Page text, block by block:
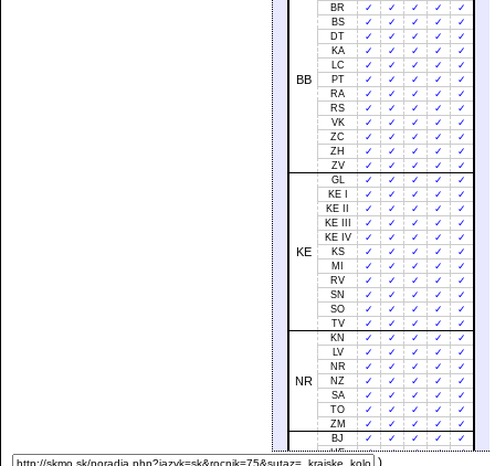
BB
BR
✓ ✓ ✓ ✓
✓
BS
✓ ✓ ✓ ✓
✓
DT
✓ ✓ ✓ ✓
✓
KA
✓ ✓ ✓ ✓
✓
LC
✓ ✓ ✓ ✓
✓
PT
✓ ✓ ✓ ✓
✓
RA
✓ ✓ ✓ ✓
✓
RS
✓ ✓ ✓ ✓
✓
VK
✓ ✓ ✓ ✓
✓
ZC
✓ ✓ ✓ ✓
✓
ZH
✓ ✓ ✓ ✓
✓
ZV
✓ ✓ ✓ ✓ ✓
KE
GL ✓ ✓ ✓ ✓
✓
KE I
✓ ✓ ✓ ✓
✓
KE II
✓ ✓ ✓ ✓
✓
KE III
✓ ✓ ✓ ✓
✓
KE IV
✓ ✓ ✓ ✓
✓
KS
✓ ✓ ✓ ✓
✓
MI
✓ ✓ ✓ ✓
✓
RV
✓ ✓ ✓ ✓
✓
SN
✓ ✓ ✓ ✓
✓
SO
✓ ✓ ✓ ✓
✓
TV
✓ ✓ ✓ ✓ ✓
NR
KN ✓ ✓ ✓ ✓
✓
LV
✓ ✓ ✓ ✓
✓
NR
✓ ✓ ✓ ✓
✓
NZ
✓ ✓ ✓ ✓
✓
SA
✓ ✓ ✓ ✓
✓
TO
✓ ✓ ✓ ✓
✓
ZM
✓ ✓ ✓ ✓
✓
BJ
✓ ✓ ✓ ✓
✓
HE
✓ ✓ ✓ ✓
✓